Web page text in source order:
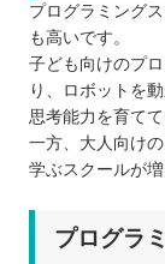
プログラミング
も高いです。
子ども向けのプ
り、ロボットを
思考能力を育て
一方、大人向け
学ぶスクールが増
プログラ